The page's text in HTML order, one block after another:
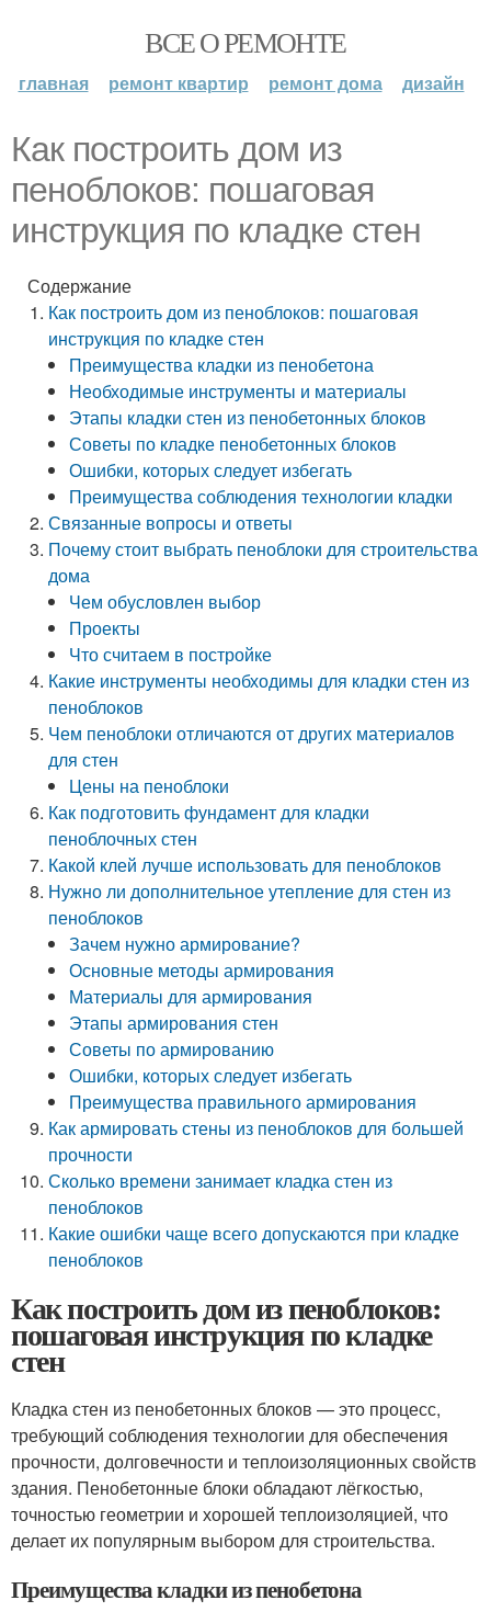
ВСЕ О РЕМОНТЕ
главная ремонт квартир ремонт дома дизайн
Как построить дом из
пеноблоков: пошаговая
инструкция по кладке стен
Содержание
Как построить дом из пеноблоков: пошаговая
инструкция по кладке стен
Преимущества кладки из пенобетона
Необходимые инструменты и материалы
Этапы кладки стен из пенобетонных блоков
Советы по кладке пенобетонных блоков
Ошибки, которых следует избегать
Преимущества соблюдения технологии кладки
Связанные вопросы и ответы
Почему стоит выбрать пеноблоки для строительства
дома
Чем обусловлен выбор
Проекты
Что считаем в постройке
Какие инструменты необходимы для кладки стен из
пеноблоков
Чем пеноблоки отличаются от других материалов
для стен
Цены на пеноблоки
Как подготовить фундамент для кладки
пеноблочных стен
Какой клей лучше использовать для пеноблоков
Нужно ли дополнительное утепление для стен из
пеноблоков
Зачем нужно армирование?
Основные методы армирования
Материалы для армирования
Этапы армирования стен
Советы по армированию
Ошибки, которых следует избегать
Преимущества правильного армирования
Как армировать стены из пеноблоков для большей
прочности
Сколько времени занимает кладка стен из
пеноблоков
Какие ошибки чаще всего допускаются при кладке
пеноблоков
Как построить дом из пеноблоков:
пошаговая инструкция по кладке
стен
Кладка стен из пенобетонных блоков — это процесс,
требующий соблюдения технологии для обеспечения
прочности, долговечности и теплоизоляционных свойств
здания. Пенобетонные блоки обладают лёгкостью,
точностью геометрии и хорошей теплоизоляцией, что
делает их популярным выбором для строительства.
Преимущества кладки из пенобетона